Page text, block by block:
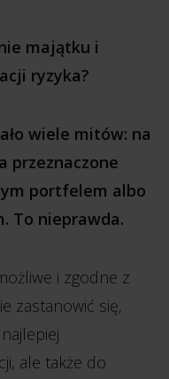
majątku i
ryzyka?
wiele mitów: na
przeznaczone
portfelem albo
To nieprawda.
i zgodne z
zastanowić się,
ale także do